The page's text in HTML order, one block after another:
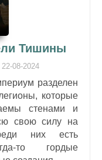
Тишины
22-08-2024
разделен
которые
стенами и
свою силу на
них есть
то гордые